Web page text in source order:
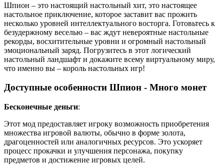
Шпион – это настоящий настольный хит, это настоящее
настольное приключение, которое заставит вас прожить
несколько уровней интеллектуального восторга. Готовьтесь к
безудержному веселью – вас ждут невероятные настольные
рекорды, восхитительные уровни и огромный настольный
эмоциональный заряд. Погрузитесь в этот логический
настольный ландшафт и докажите всему виртуальному миру,
что именно вы – король настольных игр!
Доступные особенности Шпион - Много монет
Бесконечные деньги:
Этот мод предоставляет игроку возможность приобретения
множества игровой валюты, обычно в форме золота,
драгоценностей или аналогичных ресурсов. Это ускоряет
процесс прокачки и улучшения персонажа, покупку
предметов и достижение игровых целей.